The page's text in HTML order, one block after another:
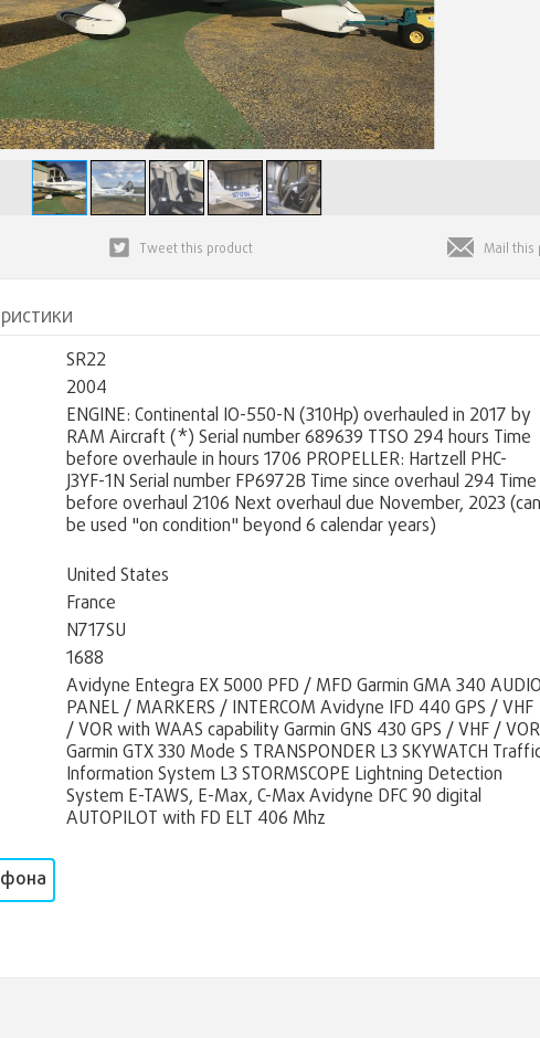
Twitt
Email
SR22
2004
ENGINE: Continental IO-550-N (310Hp) overhauled in 2017 by
RAM Aircraft (*) Serial number 689639 TTSO 294 hours Time
before overhaule in hours 1706 PROPELLER: Hartzell PHC-
J3YF-1N Serial number FP6972B Time since overhaul 294 Time
before overhaul 2106 Next overhaul due November, 2023 (can
be used "on condition" beyond 6 calendar years)
United States
France
N717SU
1688
Avidyne Entegra EX 5000 PFD / MFD Garmin GMA 340 AUDIO
PANEL / MARKERS / INTERCOM Avidyne IFD 440 GPS / VHF
/ VOR with WAAS capability Garmin GNS 430 GPS / VHF / VOR
Garmin GTX 330 Mode S TRANSPONDER L3 SKYWATCH
Information System L3 STORMSCOPE Lightning Detection
System E-TAWS, E-Max, C-Max Avidyne DFC 90 digital
AUTOPILOT with FD ELT 406 Mhz